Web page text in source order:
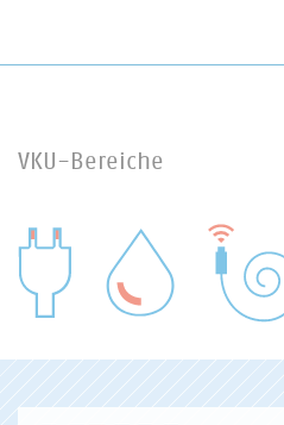
VKU-Bereiche
WASSER/ABWASSER